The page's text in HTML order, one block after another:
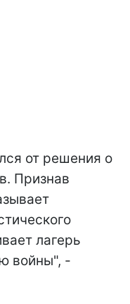
от решения о
Признав
лагерь
войны", -